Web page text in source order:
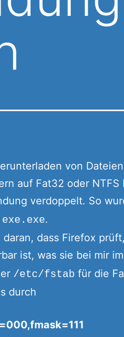
von
auf Fat32 oder
verdoppelt. So
.
daran, dass Firefox
ist, was sie bei mir
/etc/fstab für die
durch